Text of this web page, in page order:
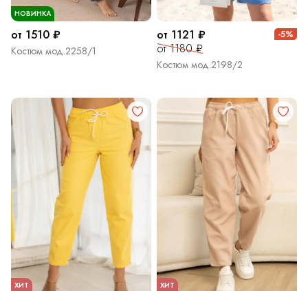
НОВИНКА
от 1510 ₽
Костюм мод.2258/1
от 1121 ₽
от 1180 ₽
-5%
Костюм мод.2198/2
ХИТ ХИТ